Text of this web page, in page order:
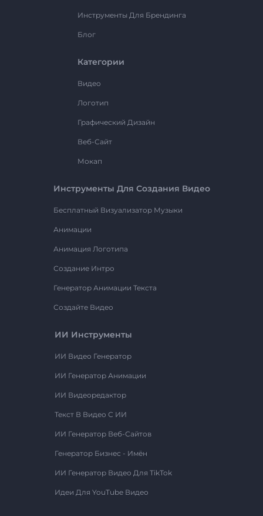
Инструменты Для Брендинга
Блог
Категории
Видео
Логотип
Графический Дизайн
Веб-Сайт
Мокап
Инструменты Для Создания Видео
Бесплатный Визуализатор Музыки
Анимации
Анимация Логотипа
Создание Интро
Генератор Анимации Текста
Создайте Видео
ИИ Инструменты
ИИ Видео Генератор
ИИ Генератор Анимации
ИИ Видеоредактор
Текст В Видео С ИИ
ИИ Генератор Веб-Сайтов
Генератор Бизнес - Имён
ИИ Генератор Видео Для TikTok
Идеи Для YouTube Видео